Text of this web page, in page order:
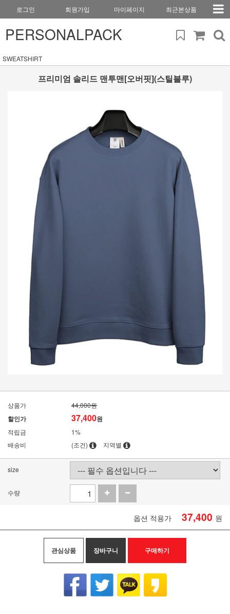
로그인 회원가입 마이페이지 최근본상품
PERSONALPACK
SWEATSHIRT
프리미엄 솔리드 맨투맨[오버핏](스틸블루)
상품가 44,000원
할인가 37,400원
적립금
1%
배송비
(조건) 지역별
size
수량
옵션 적용가 37,400 원
관심상품 장바구니 구매하기